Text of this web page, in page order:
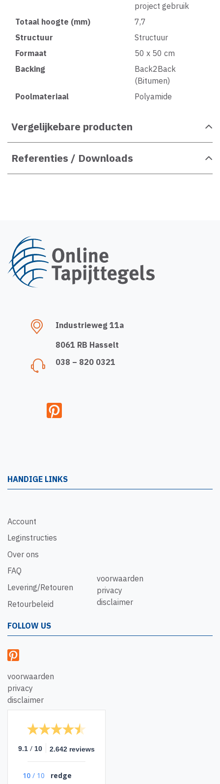
project gebruik
Totaal hoogte (mm)
7,7
Structuur
Structuur
Formaat
50 x 50 cm
Backing
Back2Back
(Bitumen)
Poolmateriaal
Polyamide
Vergelijkebare producten
Referenties / Downloads
Industrieweg 11a
8061 RB Hasselt
038 – 820 0321
HANDIGE LINKS
Account
Leginstructies
Over ons
FAQ
Levering/Retouren
Retourbeleid
voorwaarden
privacy
disclaimer
FOLLOW US
voorwaarden
privacy
disclaimer
9.1 / 10 2.642 reviews
10 / 10 redge